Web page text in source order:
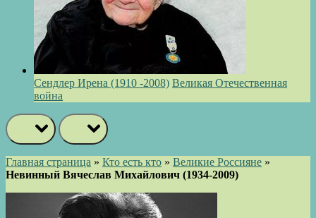
Сендлер Ирена (1910 -2008) Великая Отечественная
война
Главная страница » Кто есть кто » Великие Россияне »
Невинный Вячеслав Михайлович (1934-2009)